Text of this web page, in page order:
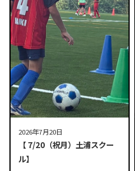
2026年7月20日
【 7/20（祝月）土浦スクー
ル】